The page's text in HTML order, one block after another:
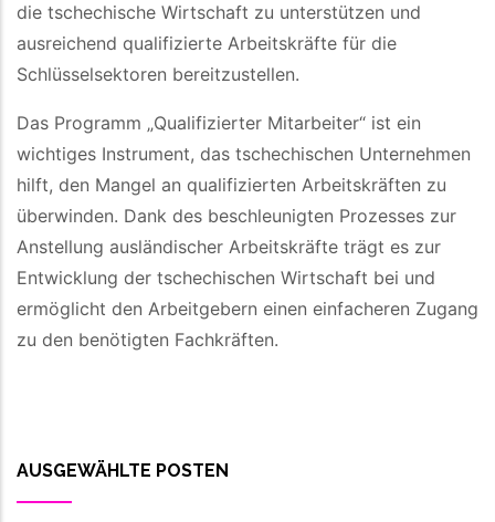
die tschechische Wirtschaft zu unterstützen und
ausreichend qualifizierte Arbeitskräfte für die
Schlüsselsektoren bereitzustellen.
Das Programm „Qualifizierter Mitarbeiter“ ist ein
wichtiges Instrument, das tschechischen Unternehmen
hilft, den Mangel an qualifizierten Arbeitskräften zu
überwinden. Dank des beschleunigten Prozesses zur
Anstellung ausländischer Arbeitskräfte trägt es zur
Entwicklung der tschechischen Wirtschaft bei und
ermöglicht den Arbeitgebern einen einfacheren Zugang
zu den benötigten Fachkräften.
AUSGEWÄHLTE POSTEN